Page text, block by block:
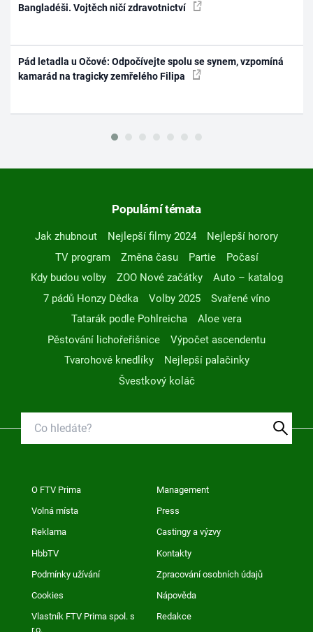
Bangladéši. Vojtěch ničí zdravotnictví
Pád letadla u Očové: Odpočívejte spolu se synem, vzpomíná
kamarád na tragicky zemřelého Filipa
Populární témata
Jak zhubnout Nejlepší filmy 2024
Nejlepší horory
TV program
Změna času Partie
Počasí
Kdy budou volby
ZOO Nové začátky
Auto – katalog
7 pádů Honzy Dědka
Volby 2025
Svařené víno
Tatarák podle Pohlreicha
Aloe vera
Pěstování lichořeřišnice
Výpočet ascendentu
Tvarohové knedlíky
Nejlepší palačinky
Švestkový koláč
O FTV Prima Management
Volná místa Press
Reklama Castingy a výzvy
HbbTV Kontakty
Podmínky užívání Zpracování osobních údajů
Cookies Nápověda
Vlastník FTV Prima spol. s
r.o.
Redakce